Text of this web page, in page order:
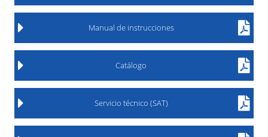
Manual de instrucciones
Catálogo
Servicio técnico (SAT)